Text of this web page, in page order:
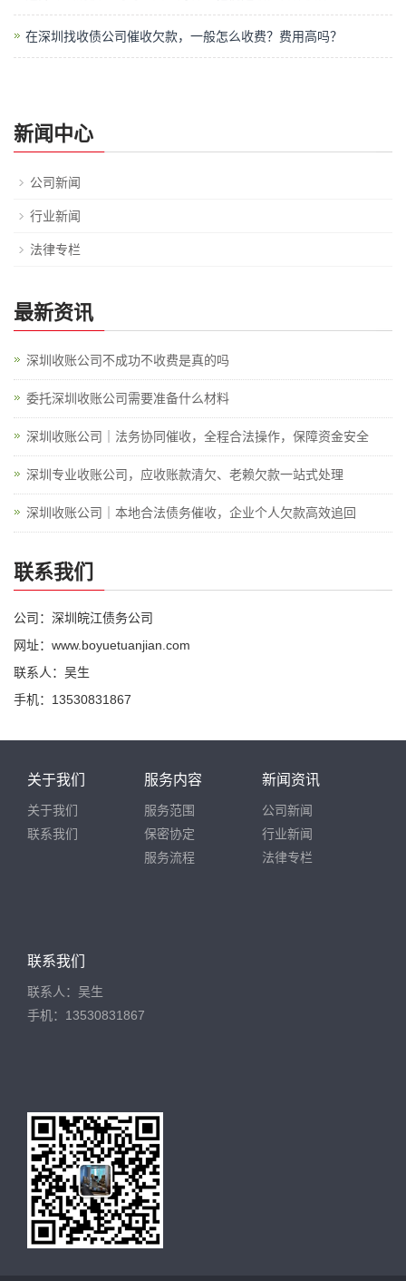
在深圳找收债公司催收欠款，一般怎么收费？费用高吗？
新闻中心
公司新闻
行业新闻
法律专栏
最新资讯
深圳收账公司不成功不收费是真的吗
委托深圳收账公司需要准备什么材料
深圳收账公司｜法务协同催收，全程合法操作，保障资金安全
深圳专业收账公司，应收账款清欠、老赖欠款一站式处理
深圳收账公司｜本地合法债务催收，企业个人欠款高效追回
联系我们
公司：深圳皖江债务公司
网址：www.boyuetuanjian.com
联系人：吴生
手机：13530831867
关于我们
关于我们
联系我们
服务内容
服务范围
保密协定
服务流程
新闻资讯
公司新闻
行业新闻
法律专栏
联系我们
联系人：吴生
手机：13530831867